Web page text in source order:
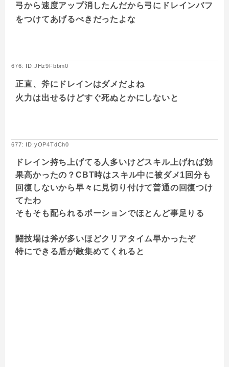
弓から速度アップ消したんだから弓にドレインバフ
をつけてあげるべきだったよな
676: ID:JHz9Fbbm0
正直、斧にドレインはダメだよね
火力は出せるけどすぐ死ぬとかにしないと
677: ID:yOP4TdCh0
ドレイン持ち上げてる人多いけどスキル上げれば効
果高かったの？CBT時はスキル中に被ダメ1回分も
回復しないから早々に見切り付けて普通の回復つけ
てたわ
そもそも配られるポーションでほとんど事足りる
闘技場は斧が多いほどクリアタイム早かったぞ
特にできる盾が敵集めてくれると